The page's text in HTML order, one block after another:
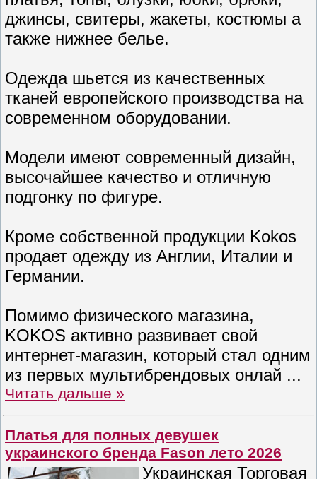
джинсы, свитеры, жакеты, костюмы а
также нижнее белье.
Одежда шьется из качественных
тканей европейского производства на
современном оборудовании.
Модели имеют современный дизайн,
высочайшее качество и отличную
подгонку по фигуре.
Кроме собственной продукции Kokos
продает одежду из Англии, Италии и
Германии.
Помимо физического магазина,
KOKOS активно развивает свой
интернет-магазин, который стал одним
из первых мультибрендовых онлай ...
Читать дальше »
Платья для полных девушек
украинского бренда Fason лето 2026
Украинская Торговая